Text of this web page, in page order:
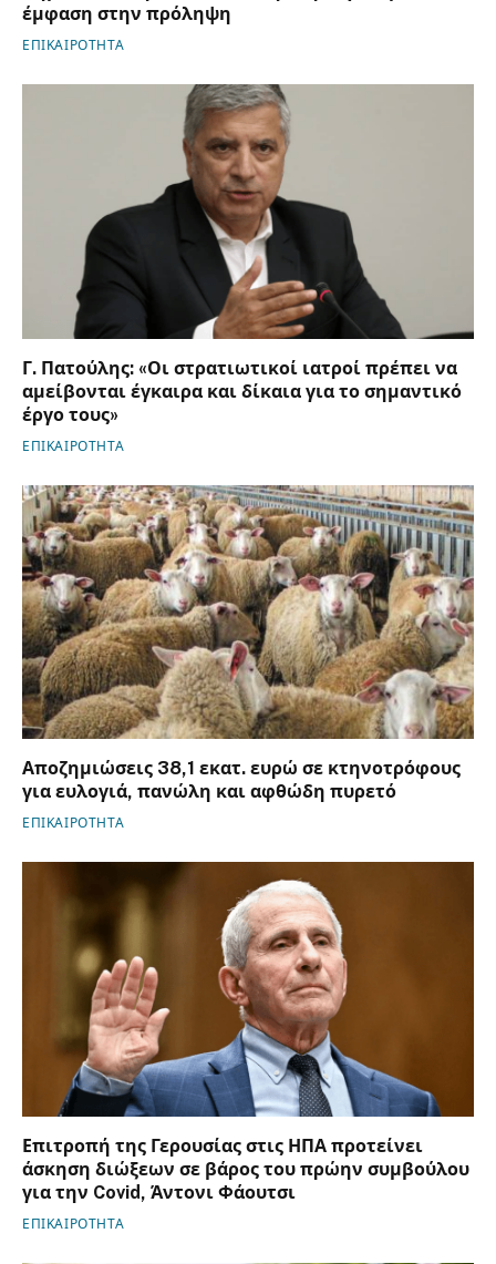
έμφαση στην πρόληψη
ΕΠΙΚΑΙΡΟΤΗΤΑ
Γ. Πατούλης: «Οι στρατιωτικοί ιατροί πρέπει να
αμείβονται έγκαιρα και δίκαια για το σημαντικό
έργο τους»
ΕΠΙΚΑΙΡΟΤΗΤΑ
Αποζημιώσεις 38,1 εκατ. ευρώ σε κτηνοτρόφους
για ευλογιά, πανώλη και αφθώδη πυρετό
ΕΠΙΚΑΙΡΟΤΗΤΑ
Επιτροπή της Γερουσίας στις ΗΠΑ προτείνει
άσκηση διώξεων σε βάρος του πρώην συμβούλου
για την Covid, Άντονι Φάουτσι
ΕΠΙΚΑΙΡΟΤΗΤΑ